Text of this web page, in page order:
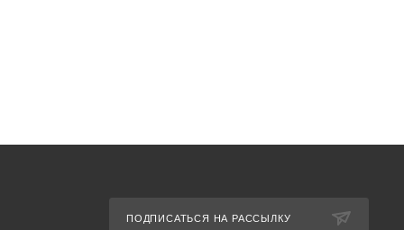
ПОДПИСАТЬСЯ НА РАССЫЛКУ